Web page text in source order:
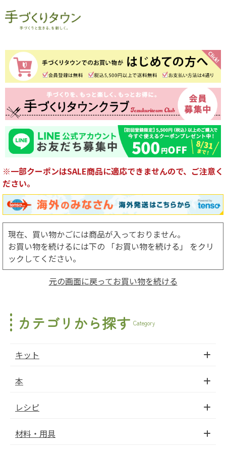
※一部クーポンはSALE商品に適応できませんので、ご注意く
ださい。
現在、買い物かごには商品が入っておりません。
お買い物を続けるには下の 「お買い物を続ける」 をクリ
ックしてください。
元の画面に戻ってお買い物を続ける
カテゴリから探す Category
キット
本
レシピ
材料・用具